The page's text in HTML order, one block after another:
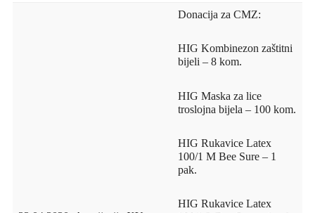
Donacija za CMZ:
HIG Kombinezon zaštitni
bijeli – 8 kom.
HIG Maska za lice
troslojna bijela – 100 kom.
HIG Rukavice Latex
100/1 M Bee Sure – 1
pak.
HIG Rukavice Latex